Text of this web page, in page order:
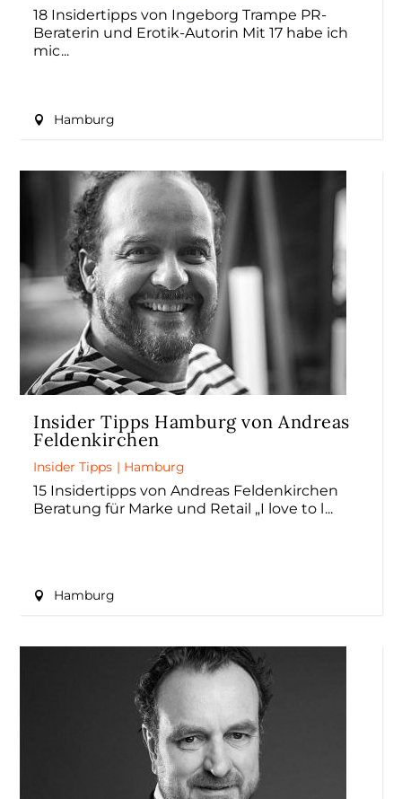
18 Insidertipps von Ingeborg Trampe PR-
Beraterin und Erotik-Autorin Mit 17 habe ich
mic
Hamburg
Insider Tipps Hamburg von Andreas
Feldenkirchen
Insider Tipps | Hamburg
15 Insidertipps von Andreas Feldenkirchen
Beratung für Marke und Retail „I love to l
Hamburg